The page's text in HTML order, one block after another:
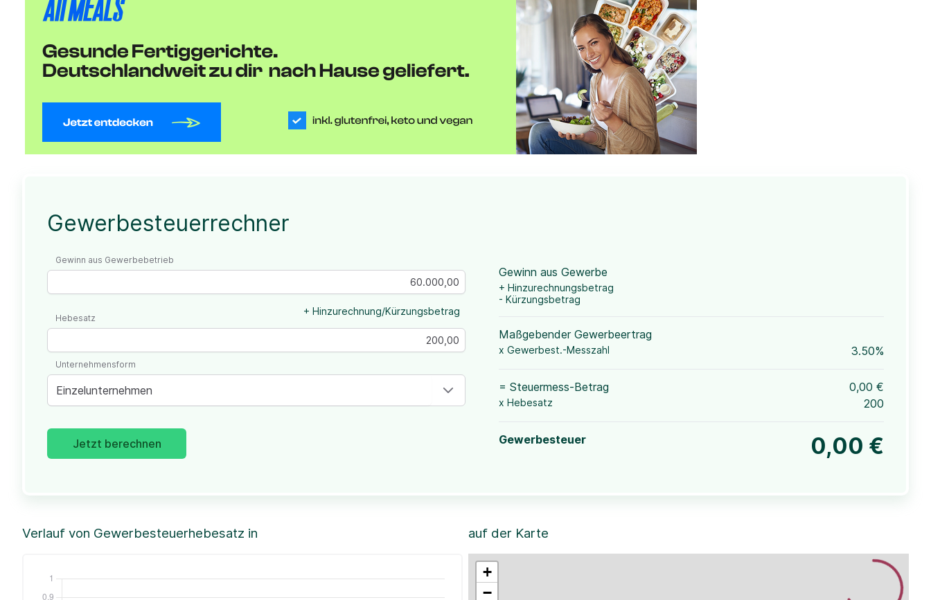
Gewerbesteuerrechner
Gewinn aus Gewerbebetrieb
+ Hinzurechnung/Kürzungsbetrag
Hebesatz
Einzelunternehmen
Unternehmensform
Jetzt berechnen
Gewinn aus Gewerbe
+ Hinzurechnungsbetrag
- Kürzungsbetrag
Maßgebender Gewerbeertrag
x Gewerbest.-Messzahl 3.50%
= Steuermess-Betrag 0,00 €
x Hebesatz 200
Gewerbesteuer 0,00 €
Verlauf von Gewerbesteuerhebesatz in auf der Karte
+
−